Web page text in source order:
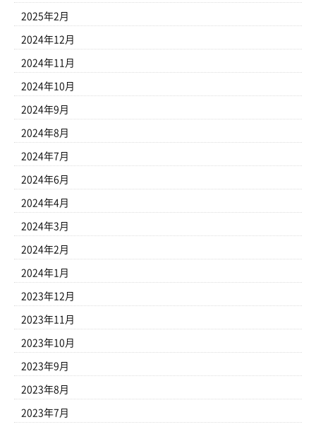
2025年2月
2024年12月
2024年11月
2024年10月
2024年9月
2024年8月
2024年7月
2024年6月
2024年4月
2024年3月
2024年2月
2024年1月
2023年12月
2023年11月
2023年10月
2023年9月
2023年8月
2023年7月